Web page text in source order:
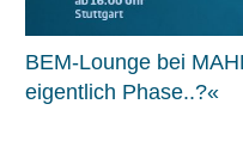
BEM-Lounge bei
eigentlich Phase..?«